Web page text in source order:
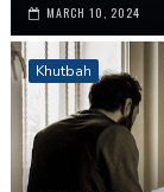
MARCH 10, 2024
Khutbah